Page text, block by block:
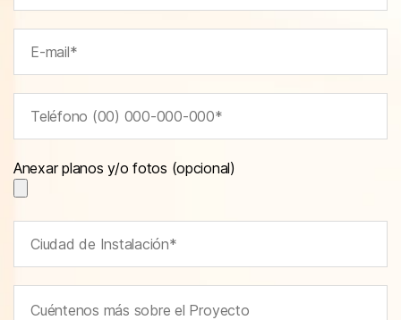
Anexar planos y/o fotos (opcional)